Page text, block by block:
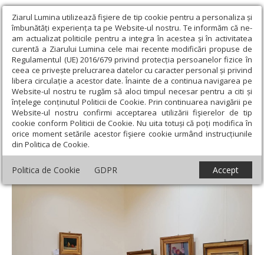
Ziarul Lumina utilizează fişiere de tip cookie pentru a personaliza și
îmbunătăți experiența ta pe Website-ul nostru. Te informăm că ne-
am actualizat politicile pentru a integra în acestea și în activitatea
curentă a Ziarului Lumina cele mai recente modificări propuse de
Regulamentul (UE) 2016/679 privind protecția persoanelor fizice în
ceea ce privește prelucrarea datelor cu caracter personal și privind
libera circulație a acestor date. Înainte de a continua navigarea pe
Website-ul nostru te rugăm să aloci timpul necesar pentru a citi și
înțelege conținutul Politicii de Cookie. Prin continuarea navigării pe
Website-ul nostru confirmi acceptarea utilizării fişierelor de tip
cookie conform Politicii de Cookie. Nu uita totuși că poți modifica în
orice moment setările acestor fişiere cookie urmând instrucțiunile
din Politica de Cookie.
Politica de Cookie GDPR Accept
Ziarul Lumina › Educaţie și Cultură › Cultură › Expoziție de artă
transilvăneană, maramureșeană și bănățeană la Sighetu Marmației
Expoziție de artă transilvăneană,
maramureșeană și bănățeană la Sighetu
Marmației